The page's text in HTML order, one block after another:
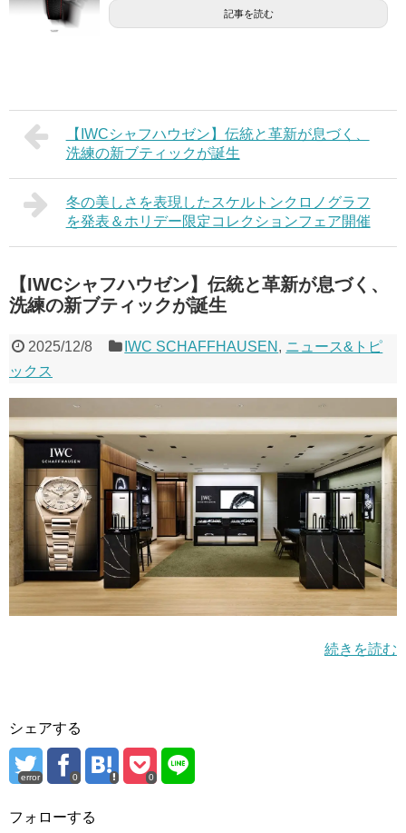
記事を読む
【IWCシャフハウゼン】伝統と革新が息づく、
洗練の新ブティックが誕生
冬の美しさを表現したスケルトンクロノグラフ
を発表＆ホリデー限定コレクションフェア開催
【IWCシャフハウゼン】伝統と革新が息づく、
洗練の新ブティックが誕生
2025/12/8 IWC SCHAFFHAUSEN , ニュース&トピ
ックス
続きを読む
シェアする
error 0 0
フォローする